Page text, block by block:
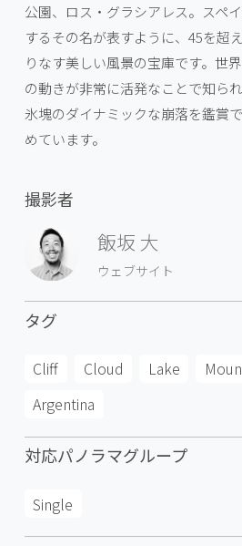
公園、ロス・グラシアレス。スペ
するその名が表すように、45を超
りなす美しい風景の宝庫です。世
の動きが非常に活発なことで知ら
氷塊のダイナミックな崩落を鑑賞
めています。
撮影者
飯坂 大
ウェブサイト
タグ
Cliff Cloud Lake
Argentina
対応パノラマグループ
Single